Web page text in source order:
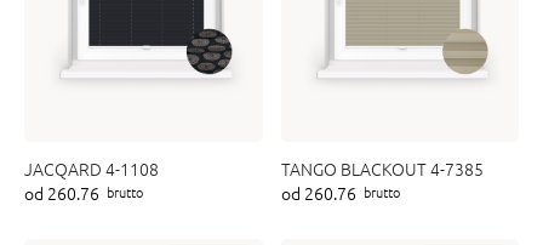
JACQARD 4-1108
od 260.76 brutto
TANGO BLACKOUT 4-7385
od 260.76 brutto